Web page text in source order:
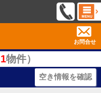
お問合せ
1物件）
空き情報を確認